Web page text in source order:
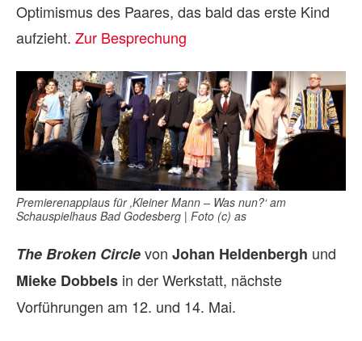
Optimismus des Paares, das bald das erste Kind
aufzieht. Zur Besprechung
Premierenapplaus für ‚Kleiner Mann – Was nun?‘ am
Schauspielhaus Bad Godesberg | Foto (c) as
The Broken Circlevon Johan Heldenbergh und
Mieke Dobbels in der Werkstatt, nächste
Vorführungen am 12. und 14. Mai.